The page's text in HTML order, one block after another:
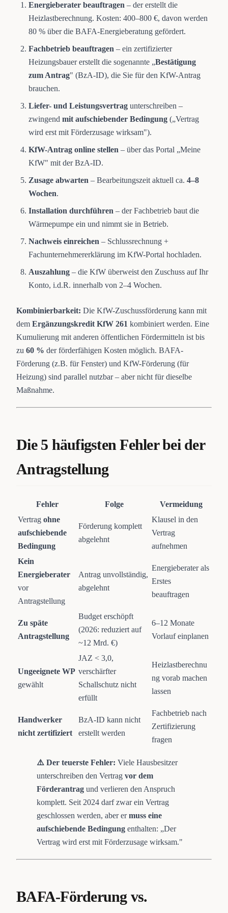
Energieberater beauftragen – der erstellt die
Heizlastberechnung. Kosten: 400–800 €, davon werden
80 % über die BAFA-Energieberatung gefördert.
Fachbetrieb beauftragen – ein zertifizierter
Heizungsbauer erstellt die sogenannte „Bestätigung
zum Antrag" (BzA-ID), die Sie für den KfW-Antrag
brauchen.
Liefer- und Leistungsvertrag unterschreiben –
zwingend mit aufschiebender Bedingung („Vertrag
wird erst mit Förderzusage wirksam").
KfW-Antrag online stellen – über das Portal „Meine
KfW" mit der BzA-ID.
Zusage abwarten – Bearbeitungszeit aktuell ca. 4–8
Wochen.
Installation durchführen – der Fachbetrieb baut die
Wärmepumpe ein und nimmt sie in Betrieb.
Nachweis einreichen – Schlussrechnung +
Fachunternehmererklärung im KfW-Portal hochladen.
Auszahlung – die KfW überweist den Zuschuss auf Ihr
Konto, i.d.R. innerhalb von 2–4 Wochen.
Kombinierbarkeit: Die KfW-Zuschussförderung kann mit
dem Ergänzungskredit KfW 261 kombiniert werden. Eine
Kumulierung mit anderen öffentlichen Fördermitteln ist bis
zu 60 % der förderfähigen Kosten möglich. BAFA-
Förderung (z.B. für Fenster) und KfW-Förderung (für
Heizung) sind parallel nutzbar – aber nicht für dieselbe
Maßnahme.
Die 5 häufigsten Fehler bei der
Antragstellung
Fehler Folge
Vermeidung
Vertrag ohne
aufschiebende
Bedingung
Förderung komplett
abgelehnt
Klausel in den
Vertrag
aufnehmen
Kein
Energieberater
vor
Antragstellung
Antrag unvollständig,
abgelehnt
Energieberater als
Erstes
beauftragen
Zu späte
Antragstellung
Budget erschöpft
(2026: reduziert auf
~12 Mrd. €)
6–12 Monate
Vorlauf einplanen
Ungeeignete WP
gewählt
JAZ < 3,0,
verschärfter
Schallschutz nicht
erfüllt
Heizlastberechnu
ng vorab machen
lassen
Handwerker
nicht zertifiziert
BzA-ID kann nicht
erstellt werden
Fachbetrieb nach
Zertifizierung
fragen
⚠️ Der teuerste Fehler: Viele Hausbesitzer
unterschreiben den Vertrag vor dem
Förderantrag und verlieren den Anspruch
komplett. Seit 2024 darf zwar ein Vertrag
geschlossen werden, aber ermuss eine
aufschiebende Bedingung enthalten: „Der
Vertrag wird erst mit Förderzusage wirksam."
BAFA-Förderung vs.